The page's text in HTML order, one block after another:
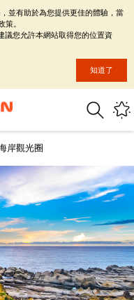
岸觀光圈
並有助於為您提供更佳的體驗，當
策。
議您允許本網站取得您的位置資
知道了